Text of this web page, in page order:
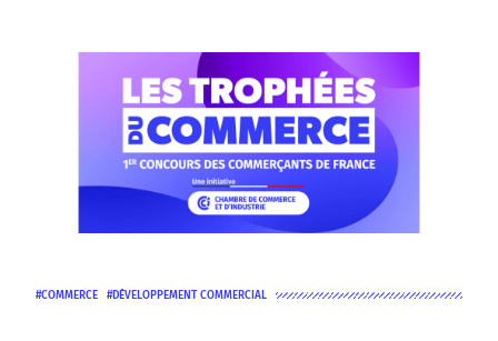
COMMERCE DÉVELOPPEMENT COMMERCIAL